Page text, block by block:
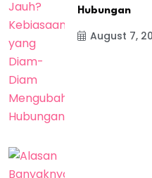
Hubungan
August 7,